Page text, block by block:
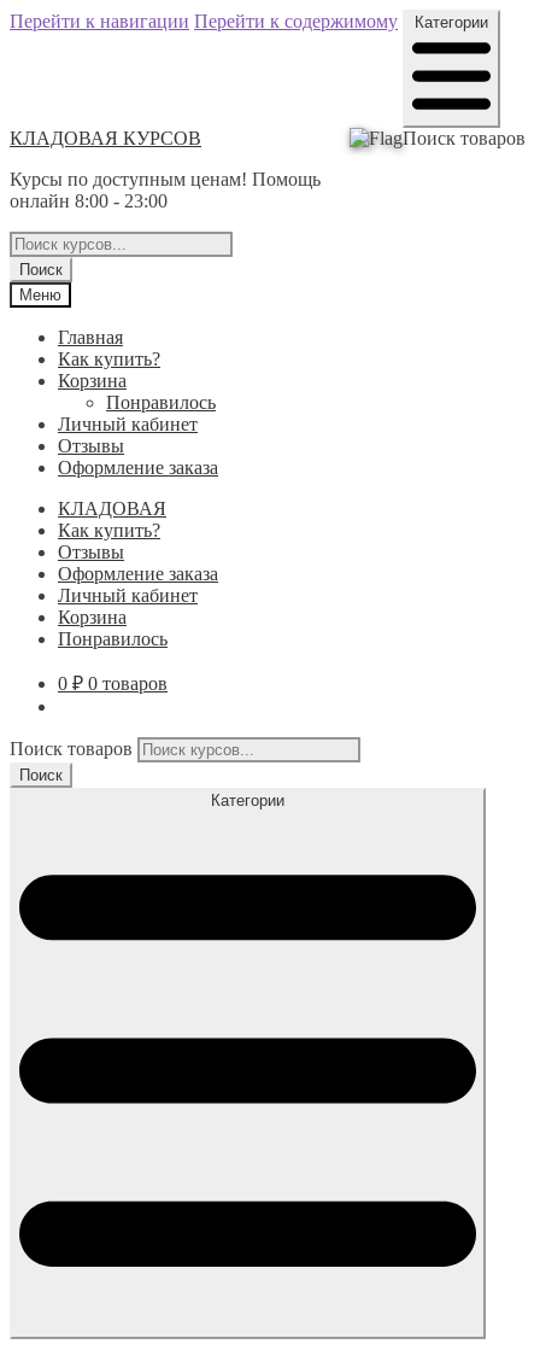
Перейти к навигации Перейти к содержимому
КЛАДОВАЯ КУРСОВ
Курсы по доступным ценам! Помощь
онлайн 8:00 - 23:00
Категории
Поиск товаров
Поиск
Меню
Главная
Как купить?
Корзина
Понравилось
Личный кабинет
Отзывы
Оформление заказа
КЛАДОВАЯ
Как купить?
Отзывы
Оформление заказа
Личный кабинет
Корзина
Понравилось
0 ₽ 0 товаров
Поиск товаров
Поиск
Категории